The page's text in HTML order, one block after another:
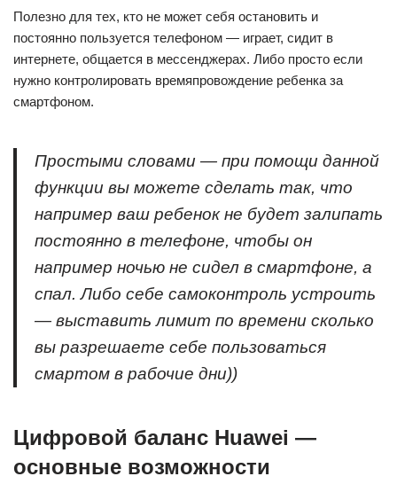
Полезно для тех, кто не может себя остановить и
постоянно пользуется телефоном — играет, сидит в
интернете, общается в мессенджерах. Либо просто если
нужно контролировать времяпровождение ребенка за
смартфоном.
Простыми словами — при помощи данной
функции вы можете сделать так, что
например ваш ребенок не будет залипать
постоянно в телефоне, чтобы он
например ночью не сидел в смартфоне, а
спал. Либо себе самоконтроль устроить
— выставить лимит по времени сколько
вы разрешаете себе пользоваться
смартом в рабочие дни))
Цифровой баланс Huawei —
основные возможности